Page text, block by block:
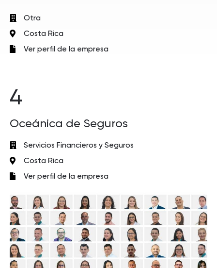
Otra
Costa Rica
Ver perfil de la empresa
4
Oceánica de Seguros
Servicios Financieros y Seguros
Costa Rica
Ver perfil de la empresa